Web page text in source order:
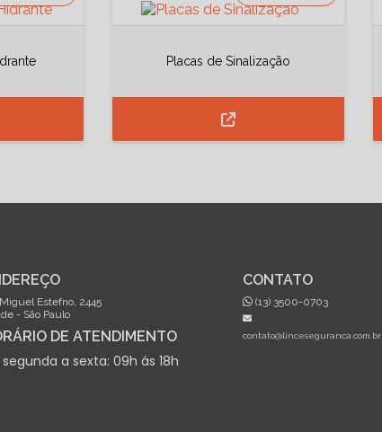
Placas de Sinalização
Estefno, 2445
- São Paulo
DE ATENDIMENTO
a sexta: 09h ás 18h
CONTATO
(13) 3500-0703
contato@linceseguranca.com.br